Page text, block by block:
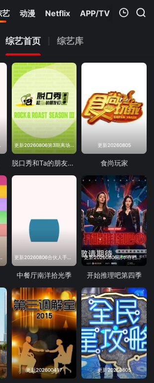
艺 动漫 Netflix APP/TV
我的观影记录
暂无观看影片的记录
综艺首页 综艺库
更新20260806第3期离场之后
脱口秀和Ta的朋友们第三季
更新20260805
食尚玩家
中餐厅南洋拾光季
更新20260806副本存档中第9期
开始推理吧第四季
更新202600417 更新20260805